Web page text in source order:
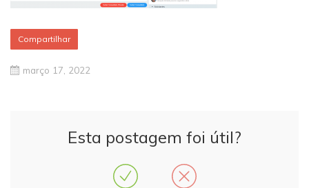
Compartilhar
março 17, 2022
Esta postagem foi útil?